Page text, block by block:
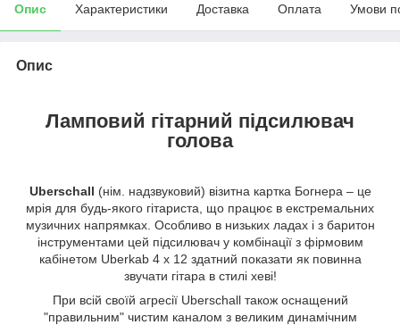
Опис Характеристики Доставка Оплата Умови
Опис
Ламповий гітарний підсилювач
голова
Uberschall (нім. надзвуковий) візитна картка Богнера – це
мрія для будь-якого гітариста, що працює в екстремальних
музичних напрямках. Особливо в низьких ладах і з баритон
інструментами цей підсилювач у комбінації з фірмовим
кабінетом Uberkab 4 x 12 здатний показати як повинна
звучати гітара в стилі хеві!
При всій своїй агресії Uberschall також оснащений
"правильним" чистим каналом з великим динамічним